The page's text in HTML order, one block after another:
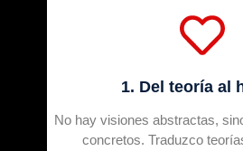
1. Del teoría al
No hay visiones abstractas,
concretos. Traduzco